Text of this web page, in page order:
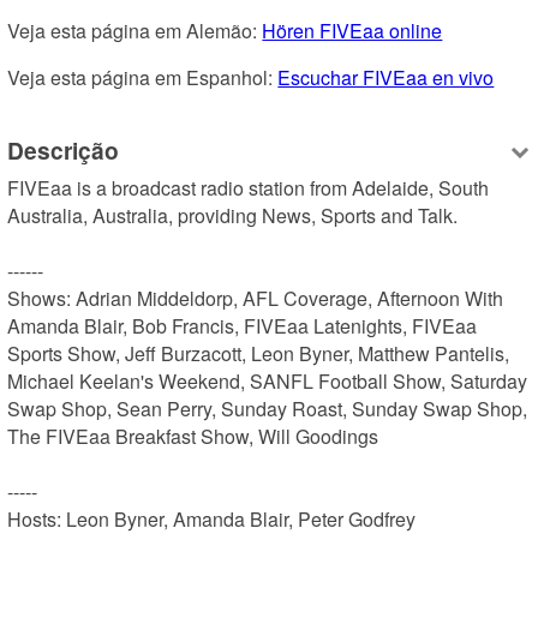
Veja esta página em Alemão: Hören FIVEaa online
Veja esta página em Espanhol: Escuchar FIVEaa en vivo
Descrição
FIVEaa is a broadcast radio station from Adelaide, South
Australia, Australia, providing News, Sports and Talk.
------
Shows: Adrian Middeldorp, AFL Coverage, Afternoon With
Amanda Blair, Bob Francis, FIVEaa Latenights, FIVEaa
Sports Show, Jeff Burzacott, Leon Byner, Matthew Pantelis,
Michael Keelan's Weekend, SANFL Football Show, Saturday
Swap Shop, Sean Perry, Sunday Roast, Sunday Swap Shop,
The FIVEaa Breakfast Show, Will Goodings
-----
Hosts: Leon Byner, Amanda Blair, Peter Godfrey